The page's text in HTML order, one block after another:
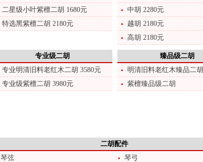
二星级小叶紫檀二胡 1680元
特选黑紫檀二胡 2180元
中胡 2280元
越胡 2180元
高胡 2180元
专业级二胡
专业明清旧料老红木二胡 3580元
专业级紫檀二胡 3980元
臻品级二胡
明清旧料老红木臻品二胡
紫檀臻品级二胡
二胡配件
琴弦 琴弓